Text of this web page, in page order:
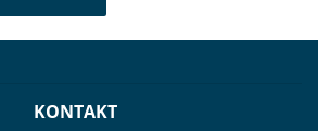
KONTAKT